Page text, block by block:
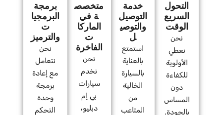
التحول
السريع
الوقت
نحن
نعطي
الأولوية
للكفاءة
دون
المساس
بالجودة.
خدمة
التوصيل
والتوصي
ل
استمتع
بالعناية
بالسيارة
الخالية
من
المتاعب
متخصص
ة في
الماركا
ت
الفاخرة
نحن
نخدم
سيارات
بي إم
دبليو،
برمجة
البرمجيا
ت
والترميز
نحن
نتعامل
مع إعادة
برمجة
وحدة
التحكم